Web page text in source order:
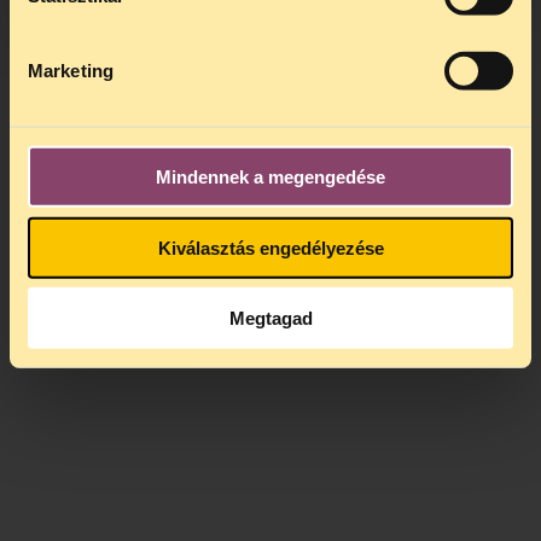
Marketing
Mindennek a megengedése
Kiválasztás engedélyezése
Megtagad
látta el. A TASZ is jogi segítséggel segítette
az aktivistákat.
Az ügyben alkotmányjogipanaszvan